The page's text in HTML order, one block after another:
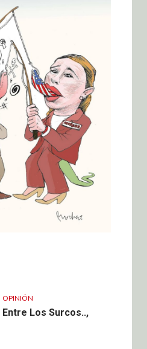
OPINIÓN
Entre Los Surcos..,